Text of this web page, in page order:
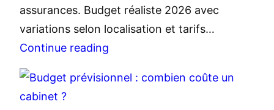
assurances. Budget réaliste 2026 avec
variations selon localisation et tarifs…
Continue reading